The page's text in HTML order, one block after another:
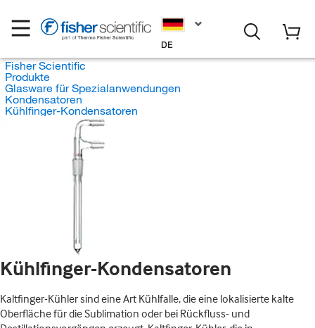
DE
Fisher Scientific
Produkte
Glasware für Spezialanwendungen
Kondensatoren
Kühlfinger-Kondensatoren
Kühlfinger-Kondensatoren
Kaltfinger-Kühler sind eine Art Kühlfalle, die eine lokalisierte kalte
Oberfläche für die Sublimation oder bei Rückfluss- und